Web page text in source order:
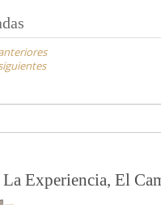
Experiencia, El